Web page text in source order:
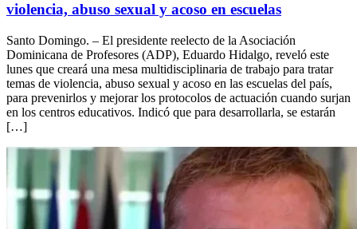
violencia, abuso sexual y acoso en escuelas
Santo Domingo. – El presidente reelecto de la Asociación
Dominicana de Profesores (ADP), Eduardo Hidalgo, reveló este
lunes que creará una mesa multidisciplinaria de trabajo para tratar
temas de violencia, abuso sexual y acoso en las escuelas del país,
para prevenirlos y mejorar los protocolos de actuación cuando surjan
en los centros educativos. Indicó que para desarrollarla, se estarán
[…]